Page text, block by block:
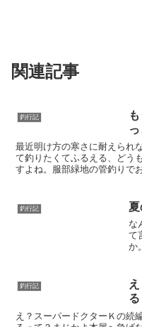
関連記事
釣行記
最近明け方の寒さに耐えられ
て釣りたくてふるえる、どう
すよね。服部緑地の管釣りで
釣行記 夏
な
て
か
な
ビ
釣行記
る
え？スーパードクターＫの続